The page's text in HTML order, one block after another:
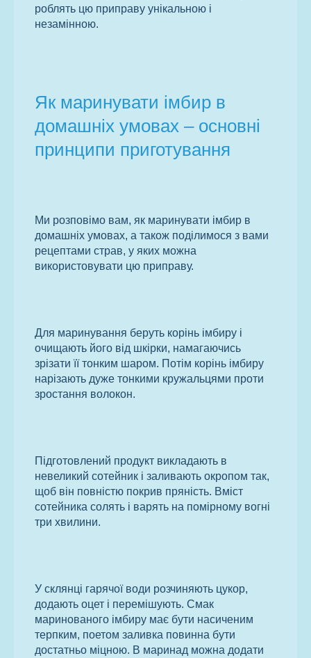
роблять цю приправу унікальною і
незамінною.
Як маринувати імбир в
домашніх умовах – основні
принципи приготування
Ми розповімо вам, як маринувати імбир в
домашніх умовах, а також поділимося з вами
рецептами страв, у яких можна
використовувати цю приправу.
Для маринування беруть корінь імбиру і
очищають його від шкірки, намагаючись
зрізати її тонким шаром. Потім корінь імбиру
нарізають дуже тонкими кружальцями проти
зростання волокон.
Підготовлений продукт викладають в
невеликий сотейник і заливають окропом так,
щоб він повністю покрив пряність. Вміст
сотейника солять і варять на помірному вогні
три хвилини.
У склянці гарячої води розчиняють цукор,
додають оцет і перемішують. Смак
маринованого імбиру має бути насиченим
терпким, поетом заливка повинна бути
достатньо міцною. В маринад можна додати